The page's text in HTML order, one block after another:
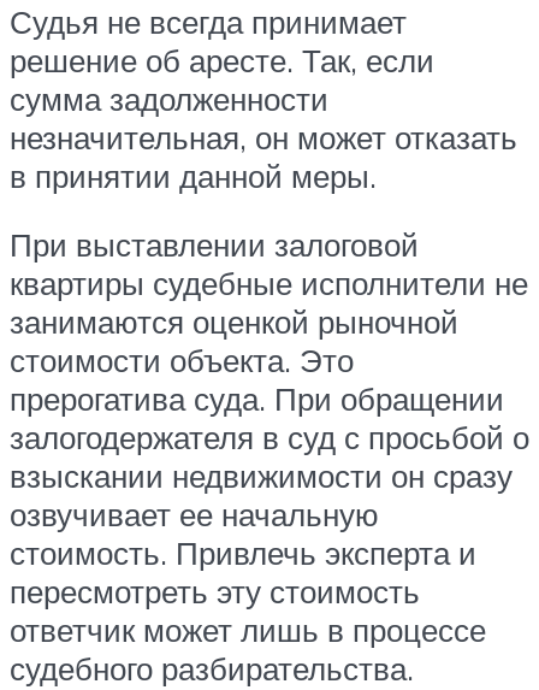
Судья не всегда принимает
решение об аресте. Так, если
сумма задолженности
незначительная, он может отказать
в принятии данной меры.
При выставлении залоговой
квартиры судебные исполнители не
занимаются оценкой рыночной
стоимости объекта. Это
прерогатива суда. При обращении
залогодержателя в суд с просьбой о
взыскании недвижимости он сразу
озвучивает ее начальную
стоимость. Привлечь эксперта и
пересмотреть эту стоимость
ответчик может лишь в процессе
судебного разбирательства.